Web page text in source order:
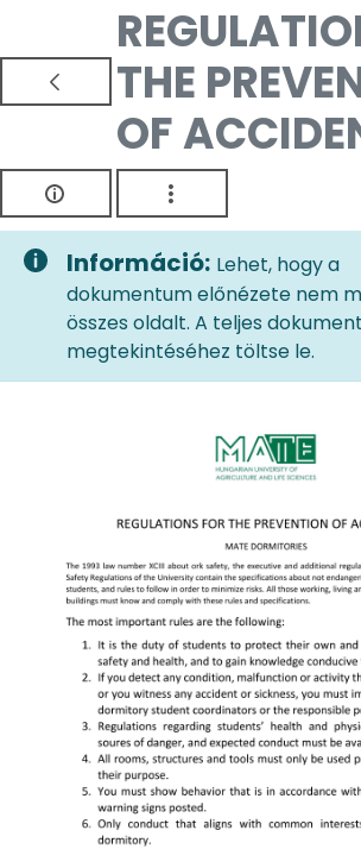
THE
OF
Információ: Lehet, hogy a
dokumentum előnézete nem
összes oldalt. A teljes
megtekintéséhez töltse le.